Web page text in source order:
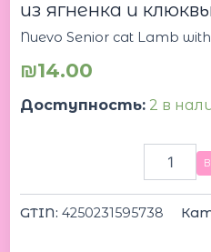
из ягненка и
Nuevo Senior cat Lamb
₪14.00
Доступность: 2 в
GTIN:4250231595738